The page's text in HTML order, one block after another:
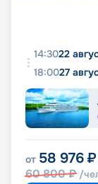
14:3022
18:0027
от 58 976 ₽
60 800₽ /